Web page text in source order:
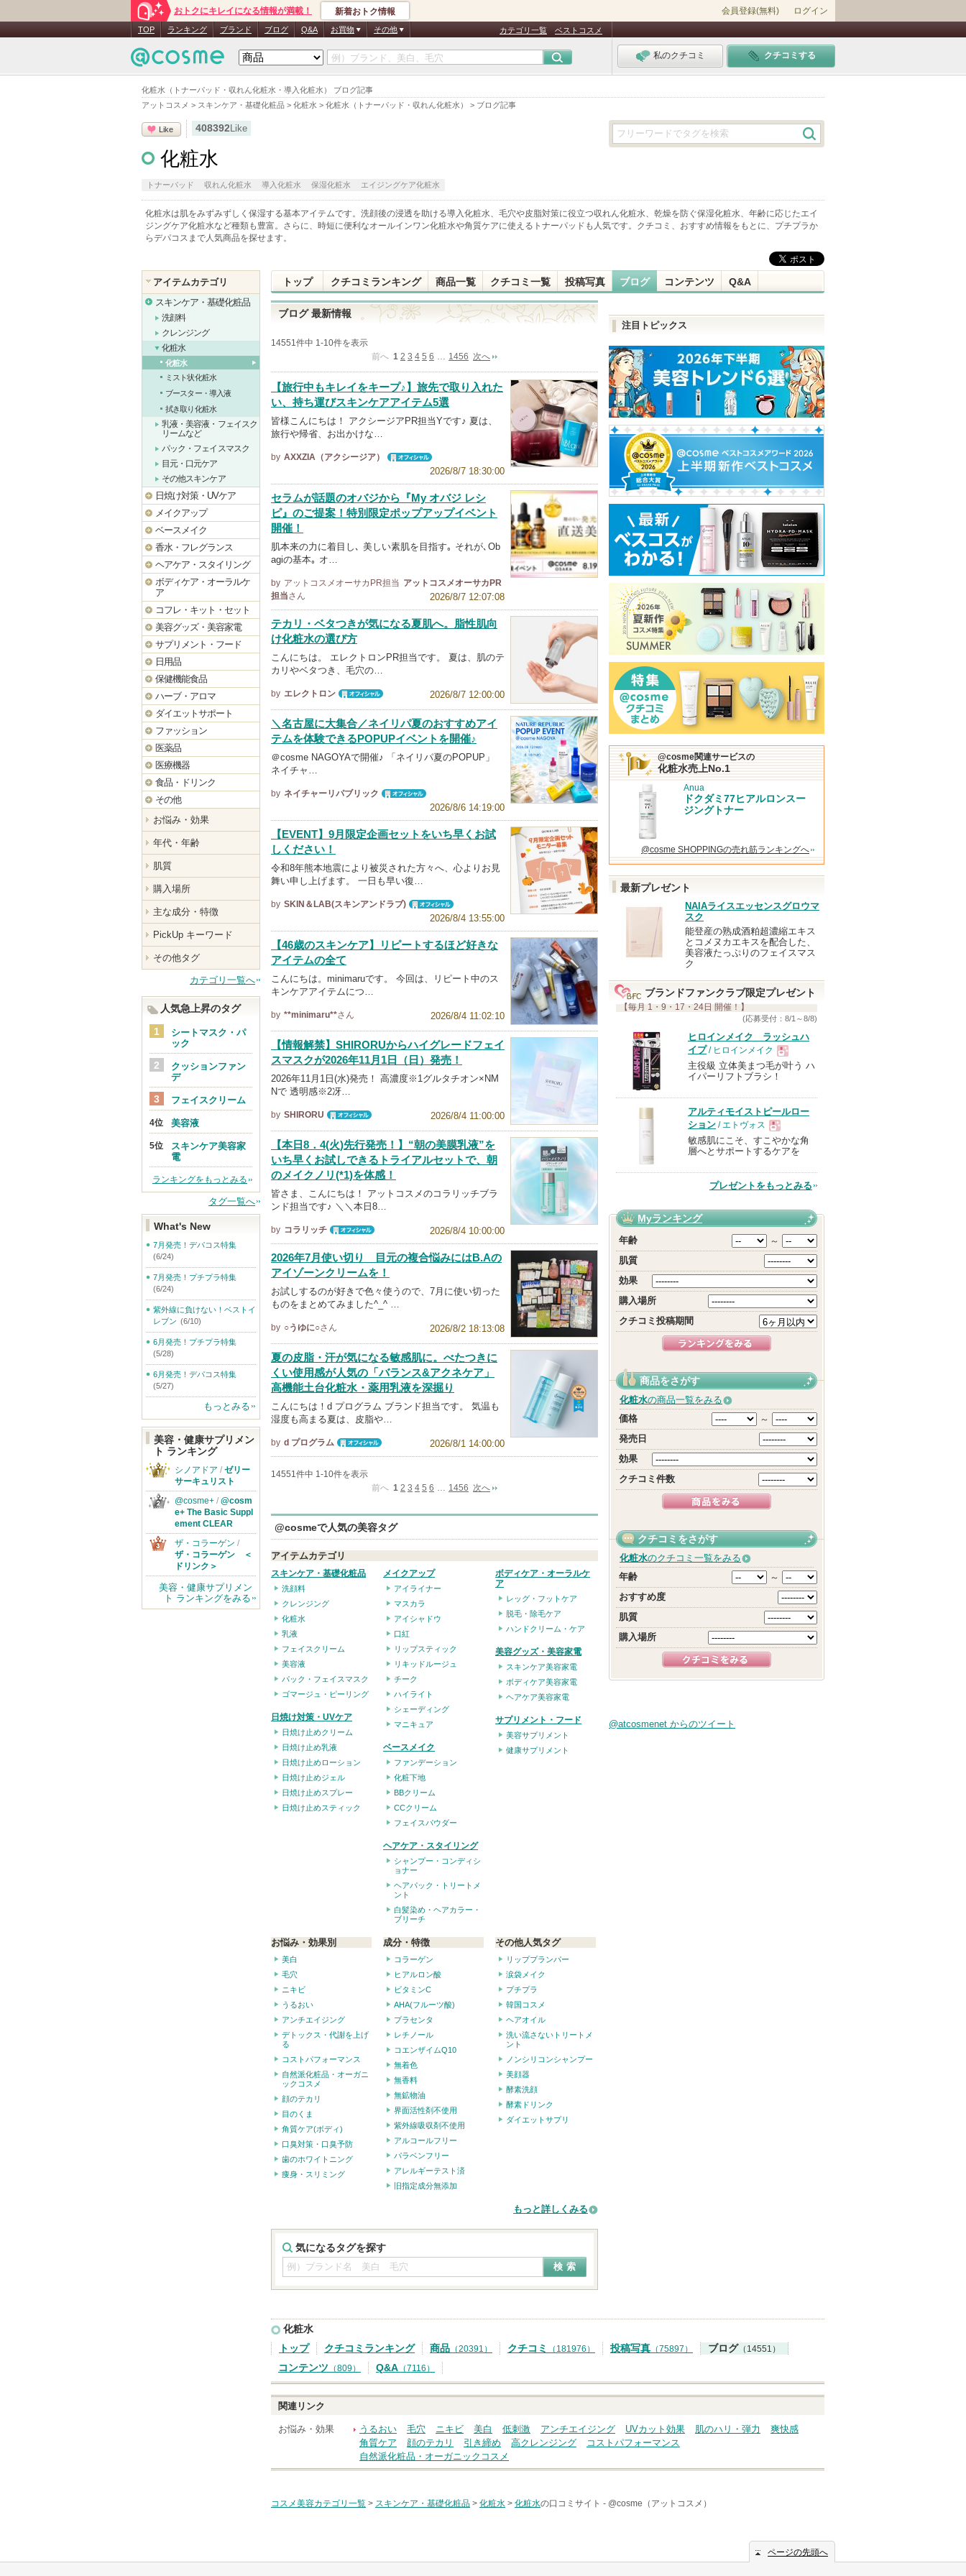
化粧水（トナーパッド・収れん化粧水・導入化粧水） ブログ記事
アットコスメ > スキンケア・基礎化粧品 > 化粧水 > 化粧水（トナーパッド・収れん化粧水） > ブログ記事
おトクにキレイになる情報が満載！ 新着おトク情報 会員登録(無料) ログイン
TOP ランキング ブランド ブログ Q&A お買物 その他 カテゴリ一覧 ベストコスメ
私のクチコミ クチコミする
Like 408392Like
化粧水
トナーパッド 収れん化粧水 導入化粧水 保湿化粧水 エイジングケア化粧水
化粧水は肌をみずみずしく保湿する基本アイテムです。洗顔後の浸透を助ける導入化粧水、毛穴や皮脂対策に役立つ収れん化粧水、乾燥を防ぐ保湿化粧水、年齢に応じたエイ
ジングケア化粧水など種類も豊富。さらに、時短に便利なオールインワン化粧水や角質ケアに使えるトナーパッドも人気です。クチコミ、おすすめ情報をもとに、プチプラか
らデパコスまで人気商品を探せます。
トップ クチコミランキング 商品一覧 クチコミ一覧 投稿写真 ブログ コンテンツ Q&A
ブログ 最新情報
14551件中 1-10件を表示
前へ 1 2 3 4 5 6 … 1456 次へ
【旅行中もキレイをキープ♪】旅先で取り入れた
い、持ち運びスキンケアアイテム5選
皆様こんにちは！ アクシージアPR担当Yです♪ 夏は、
旅行や帰省、お出かけな…
by AXXZIA（アクシージア）
2026/8/7 18:30:00
セラムが話題のオバジから『My オバジ レシ
ピ』のご提案！特別限定ポップアップイベント
開催！
肌本来の力に着目し､ 美しい素肌を目指す｡ それが､Ob
agiの基本｡ オ…
by アットコスメオーサカPR担当 アットコスメオーサカPR
担当さん 2026/8/7 12:07:08
テカリ・ベタつきが気になる夏肌へ。脂性肌向
け化粧水の選び方
こんにちは。 エレクトロンPR担当です。 夏は、肌のテ
カリやベタつき、毛穴の…
by エレクトロン
2026/8/7 12:00:00
＼名古屋に大集合／ネイリパ夏のおすすめアイ
テムを体験できるPOPUPイベントを開催♪
＠cosme NAGOYAで開催♪ 「ネイリパ夏のPOPUP」
ネイチャ…
by ネイチャーリパブリック
2026/8/6 14:19:00
【EVENT】9月限定企画セットをいち早くお試
しください！
令和8年熊本地震により被災された方々へ、心よりお見
舞い申し上げます。 一日も早い復…
by SKIN＆LAB(スキンアンドラブ)
オフィシャ
2026/8/4 13:55:00
【46歳のスキンケア】リピートするほど好きな
アイテムの全て
こんにちは。minimaruです。 今回は、リピート中のス
キンケアアイテムにつ…
by **minimaru**さん 2026/8/4 11:02:10
【情報解禁】SHIRORUからハイグレードフェイ
スマスクが2026年11月1日（日）発売！
2026年11月1日(水)発売！ 高濃度※1グルタチオン×NM
Nで 透明感※2冴…
by SHIRORU
2026/8/4 11:00:00
【本日8．4(火)先行発売！】“朝の美膜乳液”を
いち早くお試しできるトライアルセットで、朝
のメイクノリ(*1)を体感！
皆さま、こんにちは！ アットコスメのコラリッチブラ
ンド担当です♪ ＼＼本日8…
by コラリッチ
ル
2026/8/4 10:00:00
2026年7月使い切り 目元の複合悩みにはB.Aの
アイゾーンクリームを！
お試しするのが好きで色々使うので、7月に使い切った
ものをまとめてみました^_^ …
by ○うゆに○さん 2026/8/2 18:13:08
夏の皮脂・汗が気になる敏感肌に。べたつきに
くい使用感が人気の「バランス&アクネケア」
高機能土台化粧水・薬用乳液を深掘り
こんにちは！d プログラム ブランド担当です。 気温も
湿度も高まる夏は、皮脂や…
by d プログラム
2026/8/1 14:00:00
14551件中 1-10件を表示
前へ 1 2 3 4 5 6 … 1456 次へ
@cosmeで人気の美容タグ
アイテムカテゴリ
スキンケア・基礎化粧品
洗顔料
クレンジング
化粧水
乳液
フェイスクリーム
美容液
パック・フェイスマスク
ゴマージュ・ピーリング
日焼け対策・UVケア
日焼け止めクリーム
日焼け止め乳液
日焼け止めローション
日焼け止めジェル
日焼け止めスプレー
日焼け止めスティック
メイクアップ
アイライナー
マスカラ
アイシャドウ
口紅
リップスティック
リキッドルージュ
チーク
ハイライト
シェーディング
マニキュア
ベースメイク
ファンデーション
化粧下地
BBクリーム
CCクリーム
フェイスパウダー
ヘアケア・スタイリング
シャンプー・コンディシ
ョナー
ヘアパック・トリートメ
ント
白髪染め・ヘアカラー・
ブリーチ
ボディケア・オーラルケ
ア
レッグ・フットケア
脱毛・除毛ケア
ハンドクリーム・ケア
美容グッズ・美容家電
スキンケア美容家電
ボディケア美容家電
ヘアケア美容家電
サプリメント・フード
美容サプリメント
健康サプリメント
お悩み・効果別
美白
毛穴
ニキビ
うるおい
アンチエイジング
デトックス・代謝を上げ
る
コストパフォーマンス
自然派化粧品・オーガニ
ックコスメ
顔のテカリ
目のくま
角質ケア(ボディ)
口臭対策・口臭予防
歯のホワイトニング
痩身・スリミング
成分・特徴
コラーゲン
ヒアルロン酸
ビタミンC
AHA(フルーツ酸)
プラセンタ
レチノール
コエンザイムQ10
無着色
無香料
無鉱物油
界面活性剤不使用
紫外線吸収剤不使用
アルコールフリー
パラベンフリー
アレルギーテスト済
旧指定成分無添加
その他人気タグ
リッププランパー
涙袋メイク
プチプラ
韓国コスメ
ヘアオイル
洗い流さないトリートメ
ント
ノンシリコンシャンプー
美顔器
酵素洗顔
酵素ドリンク
ダイエットサプリ
もっと詳しくみる
気になるタグを探す
注目トピックス
@cosme関連サービスの
化粧水売上No.1
Anua
ドクダミ77ヒアルロンスー
ジングトナー
@cosme SHOPPINGの売れ筋ランキングへ
最新プレゼント
NAIAライスエッセンスグロウマ
スク
能登産の熟成酒粕超濃縮エキス
とコメヌカエキスを配合した、
美容液たっぷりのフェイスマス
ク
ブランドファンクラブ限定プレゼント
【毎月 1・9・17・24日 開催！】
(応募受付：8/1～8/8)
ヒロインメイク ラッシュハ
イプ/ ヒロインメイク
現
品
主役級 立体美まつ毛が叶う ハ
イパーリフトブラシ！
アルティモイストピールロー
ション / エトヴォス
現
品
敏感肌にこそ、すこやかな角
層へとサポートするケアを
プレゼントをもっとみる
Myランキング
年齢
～
肌質
効果
購入場所
クチコミ投稿期間
商品をさがす
化粧水の商品一覧をみる
価格
～
発売日
効果
クチコミ件数
クチコミをさがす
化粧水のクチコミ一覧をみる
年齢
～
おすすめ度
肌質
購入場所
@atcosmenet からのツイート
化粧水
トップ
クチコミランキング 商品 （20391） クチコミ （181976） 投稿写真 （75897） ブログ （14551）
コンテンツ （809） Q&A （7116）
関連リンク
お悩み・効果 うるおい 毛穴 ニキビ 美白 低刺激 アンチエイジング UVカット効果 肌のハリ・弾力
爽快感
角質ケア
顔のテカリ 引き締め 高クレンジング
コストパフォーマンス
自然派化粧品・オーガニックコスメ
コスメ美容カテゴリ一覧 > スキンケア・基礎化粧品 > 化粧水 > 化粧水の口コミサイト - @cosme（アットコスメ）
アイテムカテゴリ
スキンケア・基礎化粧品
洗顔料
クレンジング
化粧水
化粧水
ミスト状化粧水
ブースター・導入液
拭き取り化粧水
乳液・美容液・フェイスク
リームなど
パック・フェイスマスク
目元・口元ケア
その他スキンケア
日焼け対策・UVケア
メイクアップ
ベースメイク
香水・フレグランス
ヘアケア・スタイリング
ボディケア・オーラルケ
ア
コフレ・キット・セット
美容グッズ・美容家電
サプリメント・フード
日用品
保健機能食品
ハーブ・アロマ
ダイエットサポート
ファッション
医薬品
医療機器
食品・ドリンク
その他
お悩み・効果
年代・年齢
肌質
購入場所
主な成分・特徴
PickUp キーワード
その他タグ
カテゴリ一覧へ
人気急上昇のタグ
シートマスク・パ
ック
クッションファン
デ
フェイスクリーム
美容液
スキンケア美容家
電
ランキングをもっとみる
タグ一覧へ
What's New
7月発売！デパコス特集
(6/24)
7月発売！プチプラ特集
(6/24)
紫外線に負けない！ベストイ
レブン (6/10)
6月発売！プチプラ特集
(5/28)
6月発売！デパコス特集
(5/27)
もっとみる
美容・健康サプリメン
ト ランキング
シノアドア / ゼリー
サーキュリスト
@cosme+ / @cosm
e+ The Basic Suppl
ement CLEAR
ザ・コラーゲン /
ザ・コラーゲン ＜
ドリンク＞
美容・健康サプリメン
ト ランキングをみる
ページの先頭へ